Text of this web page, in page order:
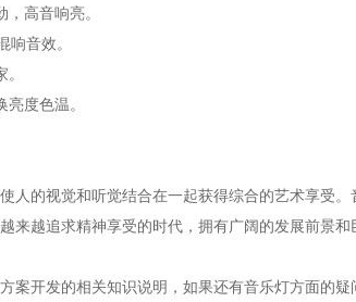
高音响亮。
音效。
度色温。
的视觉和听觉结合在一起获得综合的艺术享受
来越追求精神享受的时代，拥有广阔的发展前景和
开发的相关知识说明，如果还有音乐灯方面的